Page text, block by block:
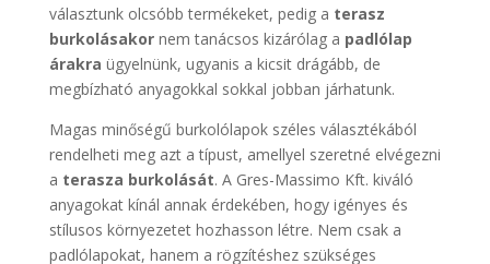
választunk olcsóbb termékeket, pedig a terasz
burkolásakornem tanácsos kizárólag a padlólap
árakra ügyelnünk, ugyanis a kicsit drágább, de
megbízható anyagokkal sokkal jobban járhatunk.
Magas minőségű burkolólapok széles választékából
rendelheti meg azt a típust, amellyel szeretné elvégezni
a terasza burkolását. A Gres-Massimo Kft. kiváló
anyagokat kínál annak érdekében, hogy igényes és
stílusos környezetet hozhasson létre. Nem csak a
padlólapokat, hanem a rögzítéshez szükséges